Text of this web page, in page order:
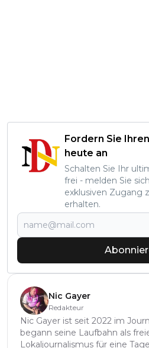
Fordern Sie
heute an
Schalten Sie Ihr
frei - melden Sie
exklusiven Zugang
erhalten.
Nic Gayer
Redakteur
Nic Gayer ist seit 2022 im
begann seine Laufbahn als
Lokaljournalismus für eine